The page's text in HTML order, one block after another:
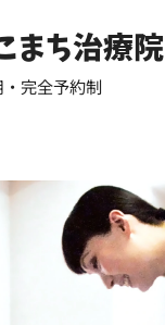
まち治療院
完全予約制